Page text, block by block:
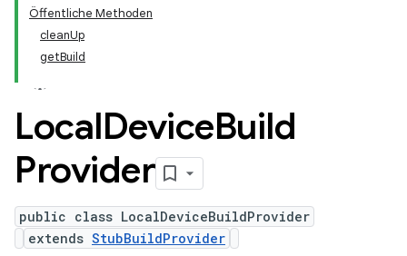
Öffentliche Methoden
cleanUp
getBuild
LocalDeviceBuild
Provider
public class LocalDeviceBuildProvider
extends StubBuildProvider